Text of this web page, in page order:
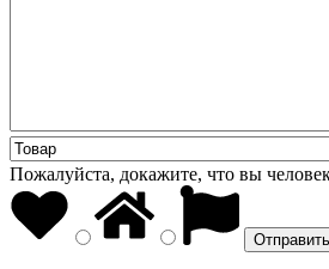
Пожалуйста, докажите, что вы